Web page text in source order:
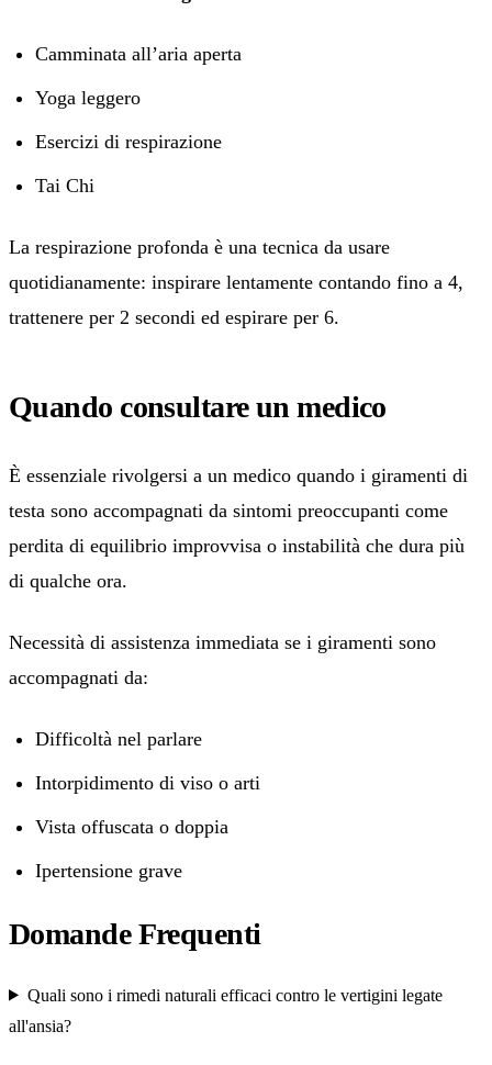
Camminata all’aria aperta
Yoga leggero
Esercizi di respirazione
Tai Chi
La respirazione profonda è una tecnica da usare
quotidianamente: inspirare lentamente contando fino a 4,
trattenere per 2 secondi ed espirare per 6.
Quando consultare un medico
È essenziale rivolgersi a un medico quando i giramenti di
testa sono accompagnati da sintomi preoccupanti come
perdita di equilibrio improvvisa o instabilità che dura più
di qualche ora.
Necessità di assistenza immediata se i giramenti sono
accompagnati da:
Difficoltà nel parlare
Intorpidimento di viso o arti
Vista offuscata o doppia
Ipertensione grave
Domande Frequenti
Quali sono i rimedi naturali efficaci contro le vertigini legate
all'ansia?